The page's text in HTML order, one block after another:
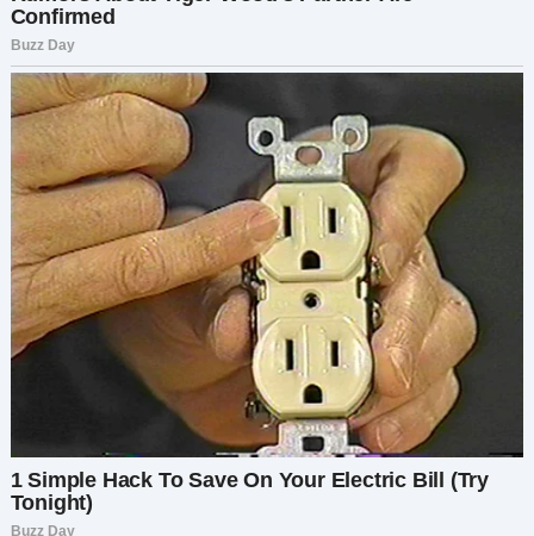
это её квартира.
— О! Вы так рано вернулись, — весело сказала
она.
Я не стала тянуть:
— Где моя кухонная утварь?
Ни малейшей реакции.
— А, это я всё выбросила.
Я моргнула:
— Ты… что?!
— Оно выглядело ужасно. Поцарапанное,
старое. Честно, даже как-то мерзко. Я не могла
готовить в такой кухне. Не волнуйся — я купила
тебе новую сковородку. Розовую.